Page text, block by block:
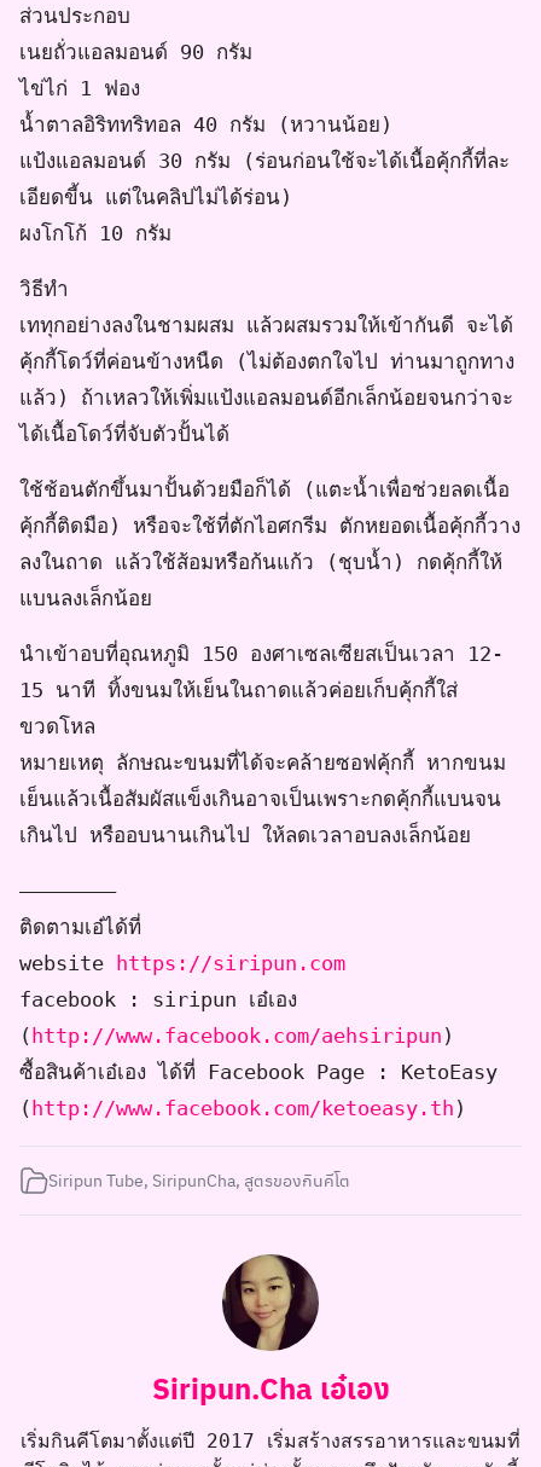
ส่วนประกอบ
เนยถั่วแอลมอนด์ 90 กรัม
ไข่ไก่ 1 ฟอง
น้ำตาลอิริททริทอล 40 กรัม (หวานน้อย)
แป้งแอลมอนด์ 30 กรัม (ร่อนก่อนใช้จะได้เนื้อคุ้กกี้ที่ละ
เอียดขี้น แต่ในคลิปไม่ได้ร่อน)
ผงโกโก้ 10 กรัม
วิธีทำ
เททุกอย่างลงในชามผสม แล้วผสมรวมให้เข้ากันดี จะได้
คุ้กกี้โดว์ที่ค่อนข้างหนืด (ไม่ต้องตกใจไป ท่านมาถูกทาง
แล้ว) ถ้าเหลวให้เพิ่มแป้งแอลมอนด์อีกเล็กน้อยจนกว่าจะ
ได้เนื้อโดว์ที่จับตัวปั้นได้
ใช้ช้อนตักขึ้นมาปั้นด้วยมือก็ได้ (แตะน้ำเพื่อช่วยลดเนื้อ
คุ้กกี้ติดมือ) หรือจะใช้ที่ตักไอศกรีม ตักหยอดเนื้อคุ้กกี้วาง
ลงในถาด แล้วใช้ส้อมหรือก้นแก้ว (ชุบน้ำ) กดคุ้กกี้ให้
แบนลงเล็กน้อย
นำเข้าอบที่อุณหภูมิ 150 องศาเซลเซียสเป็นเวลา 12-
15 นาที ทิ้งขนมให้เย็นในถาดแล้วค่อยเก็บคุ้กกี้ใส่
ขวดโหล
หมายเหตุ ลักษณะขนมที่ได้จะคล้ายซอฟคุ้กกี้ หากขนม
เย็นแล้วเนื้อสัมผัสแข็งเกินอาจเป็นเพราะกดคุ้กกี้แบนจน
เกินไป หรืออบนานเกินไป ให้ลดเวลาอบลงเล็กน้อย
————————
ติดตามเอ๋ได้ที่
website https://siripun.com
facebook : siripun เอ๋เอง
(http://www.facebook.com/aehsiripun )
ซื้อสินค้าเอ๋เอง ได้ที่ Facebook Page : KetoEasy
(http://www.facebook.com/ketoeasy.th )
Siripun Tube, SiripunCha, สูตรของกินคีโต
Siripun.Cha เอ๋เอง
เริ่มกินคีโตมาตั้งแต่ปี 2017 เริ่มสร้างสรรอาหารและขนมที่